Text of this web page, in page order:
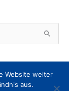
Webmaster
Website weiter
aus.